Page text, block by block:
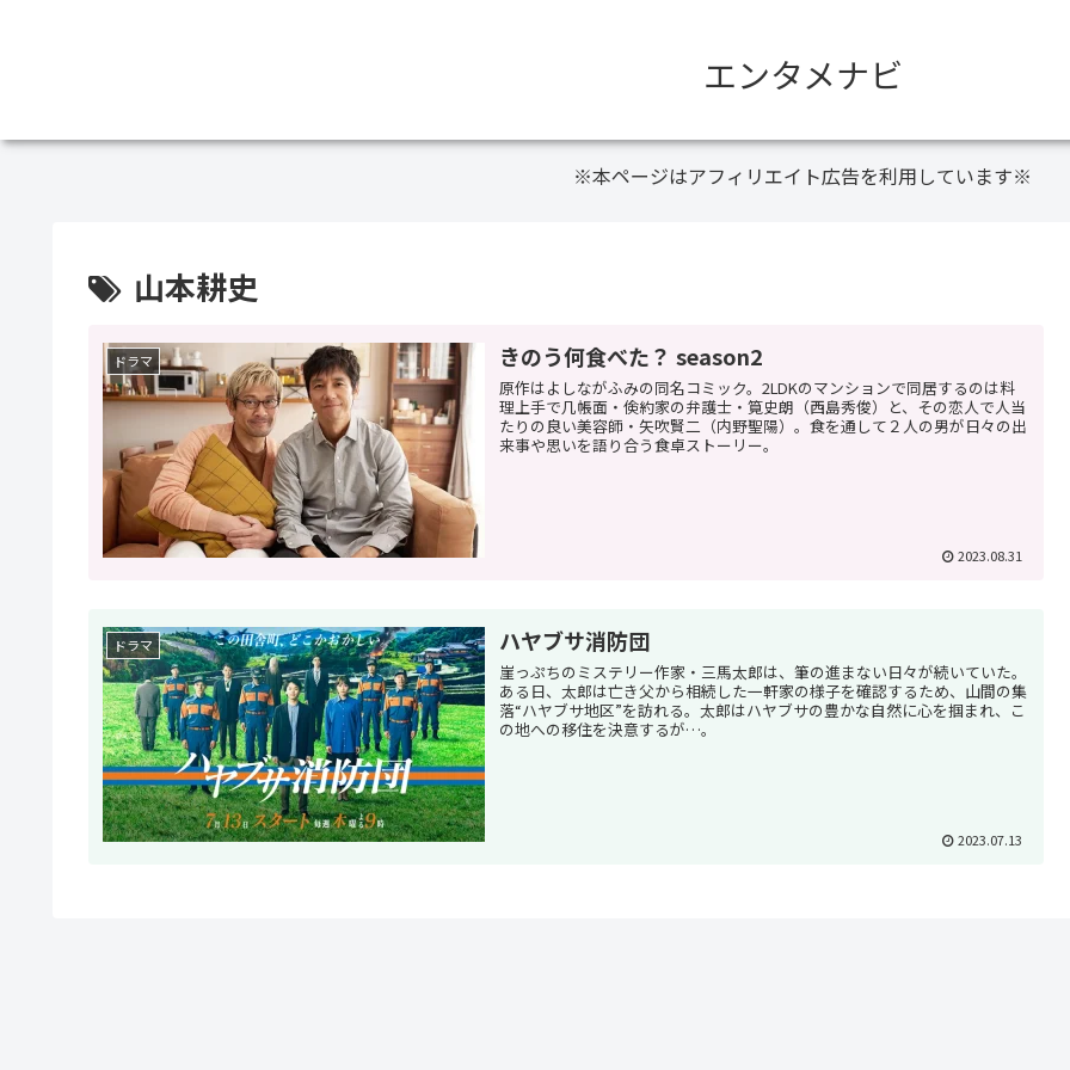
エンタメナビ
※本ページはアフィリエイト広告を利用しています※
山本耕史
ドラマ きのう何食べた？ season2
原作はよしながふみの同名コミック。2LDKのマンションで同居するのは料
理上手で几帳面・倹約家の弁護士・筧史朗（西島秀俊）と、その恋人で人当
たりの良い美容師・矢吹賢二（内野聖陽）。食を通して２人の男が日々の出
来事や思いを語り合う食卓ストーリー。
2023.08.31
ドラマ ハヤブサ消防団
崖っぷちのミステリー作家・三馬太郎は、筆の進まない日々が続いていた。
ある日、太郎は亡き父から相続した一軒家の様子を確認するため、山間の集
落“ハヤブサ地区”を訪れる。太郎はハヤブサの豊かな自然に心を掴まれ、こ
の地への移住を決意するが…。
2023.07.13